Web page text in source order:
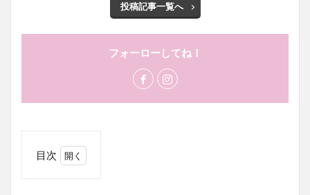
投稿記事一覧へ
フォーローしてね！
目次